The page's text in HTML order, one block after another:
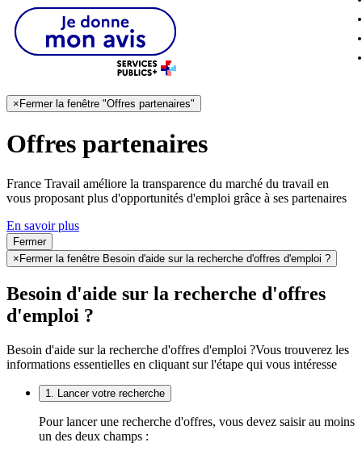
× Fermer la fenêtre "Offres partenaires"
Offres partenaires
France Travail améliore la transparence du marché du travail en
vous proposant plus d'opportunités d'emploi grâce à ses partenaires
En savoir plus
Fermer
× Fermer la fenêtre Besoin d'aide sur la recherche d'offres d'emploi ?
Besoin d'aide sur la recherche d'offres
d'emploi ?
Besoin d'aide sur la recherche d'offres d'emploi ?Vous trouverez les
informations essentielles en cliquant sur l'étape qui vous intéresse
1. Lancer votre recherche
Pour lancer une recherche d'offres, vous devez saisir au moins
un des deux champs :